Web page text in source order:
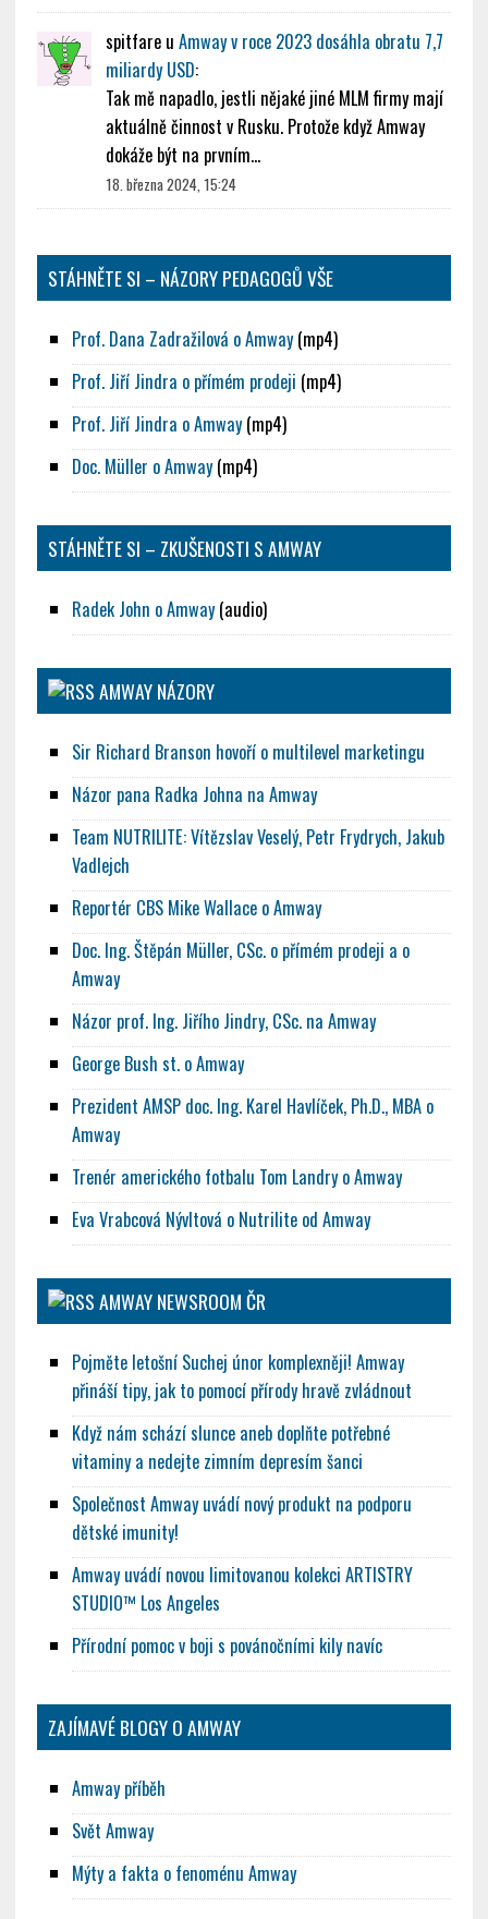
spitfareu Amway v roce 2023 dosáhla obratu 7,7
miliardy USD:
Tak mě napadlo, jestli nějaké jiné MLM firmy mají
aktuálně činnost v Rusku. Protože když Amway
dokáže být na prvním…
18. března 2024, 15:24
STÁHNĚTE SI – NÁZORY PEDAGOGŮ VŠE
Prof. Dana Zadražilová o Amway(mp4)
Prof. Jiří Jindra o přímém prodeji (mp4)
Prof. Jiří Jindra o Amway(mp4)
Doc. Müller o Amway(mp4)
STÁHNĚTE SI – ZKUŠENOSTI S AMWAY
Radek John o Amway(audio)
AMWAY NÁZORY
Sir Richard Branson hovoří o multilevel marketingu
Názor pana Radka Johna na Amway
Team NUTRILITE: Vítězslav Veselý, Petr Frydrych, Jakub
Vadlejch
Reportér CBS Mike Wallace o Amway
Doc. Ing. Štěpán Müller, CSc. o přímém prodeji a o
Amway
Názor prof. Ing. Jiřího Jindry, CSc. na Amway
George Bush st. o Amway
Prezident AMSP doc. Ing. Karel Havlíček, Ph.D., MBA o
Amway
Trenér amerického fotbalu Tom Landry o Amway
Eva Vrabcová Nývltová o Nutrilite od Amway
AMWAY NEWSROOM ČR
Pojměte letošní Suchej únor komplexněji! Amway
přináší tipy, jak to pomocí přírody hravě zvládnout
Když nám schází slunce aneb doplňte potřebné
vitaminy a nedejte zimním depresím šanci
Společnost Amway uvádí nový produkt na podporu
dětské imunity!
Amway uvádí novou limitovanou kolekci ARTISTRY
STUDIO™ Los Angeles
Přírodní pomoc v boji s povánočními kily navíc
ZAJÍMAVÉ BLOGY O AMWAY
Amway příběh
Svět Amway
Mýty a fakta o fenoménu Amway